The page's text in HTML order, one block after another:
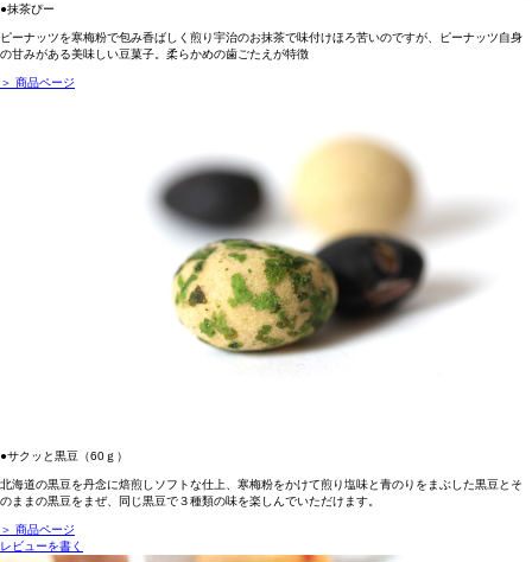
●抹茶ぴー
ピーナッツを寒梅粉で包み香ばしく煎り宇治のお抹茶で味付けほろ苦いのですが、ピーナッツ自身
の甘みがある美味しい豆菓子。柔らかめの歯ごたえが特徴
＞ 商品ページ
●サクッと黒豆（60ｇ）
北海道の黒豆を丹念に焙煎しソフトな仕上、寒梅粉をかけて煎り塩味と青のりをまぶした黒豆とそ
のままの黒豆をまぜ、同じ黒豆で３種類の味を楽しんでいただけます。
＞ 商品ページ
レビューを書く